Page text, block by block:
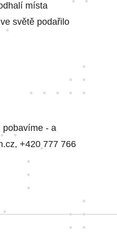
místa
světě podařilo
pobavíme - a
+420 777 766